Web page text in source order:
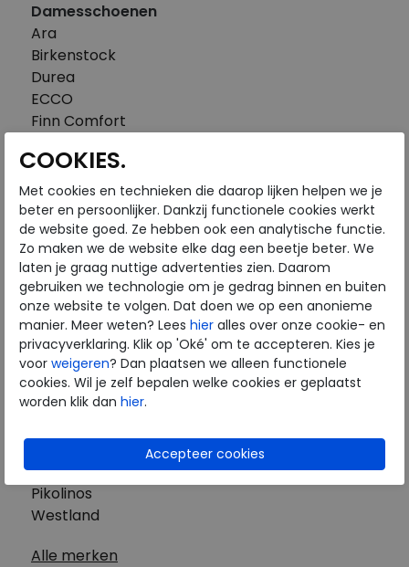
Damesschoenen
Ara
Birkenstock
Durea
ECCO
Finn Comfort
Gabor
Piedi Nudi
Pikolinos
Solidus
Think
Waldlaufer
Westland
Wolky
Herenschoenen
Australian
Birkenstock
Clarks
Mephisto
Pikolinos
Westland
Alle merken
COOKIES.
Met cookies en technieken die daarop lijken helpen we je
beter en persoonlijker. Dankzij functionele cookies werkt
de website goed. Ze hebben ook een analytische functie.
Zo maken we de website elke dag een beetje beter. We
laten je graag nuttige advertenties zien. Daarom
gebruiken we technologie om je gedrag binnen en buiten
onze website te volgen. Dat doen we op een anonieme
manier. Meer weten? Lees hier alles over onze cookie- en
privacyverklaring. Klik op 'Oké' om te accepteren. Kies je
voor weigeren? Dan plaatsen we alleen functionele
cookies. Wil je zelf bepalen welke cookies er geplaatst
worden klik dan hier.